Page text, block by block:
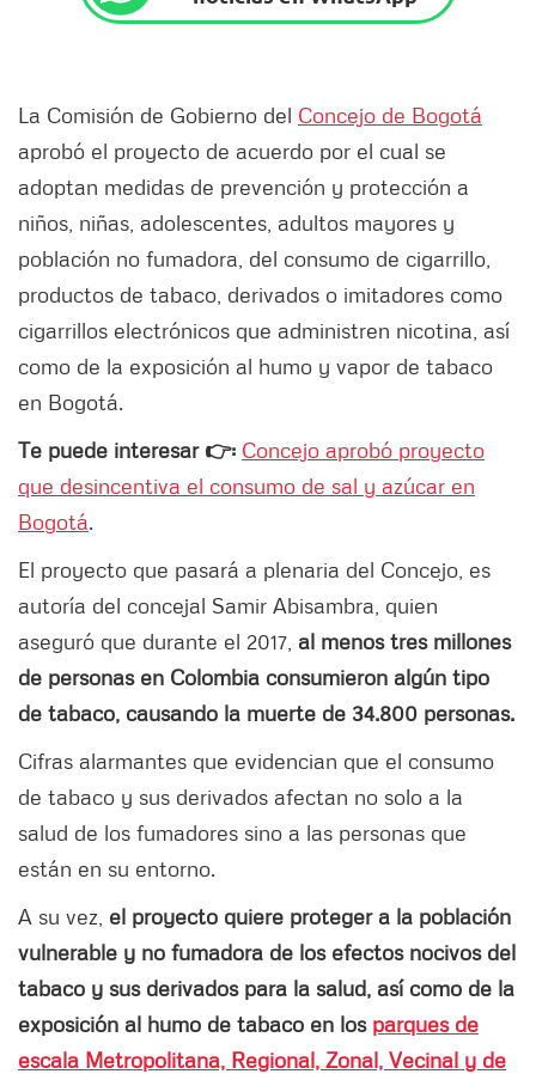
La Comisión de Gobierno del Concejo de Bogotá
aprobó el proyecto de acuerdo por el cual se
adoptan medidas de prevención y protección a
niños, niñas, adolescentes, adultos mayores y
población no fumadora, del consumo de cigarrillo,
productos de tabaco, derivados o imitadores como
cigarrillos electrónicos que administren nicotina, así
como de la exposición al humo y vapor de tabaco
en Bogotá.
Te puede interesar 👉: Concejo aprobó proyecto
que desincentiva el consumo de sal y azúcar en
Bogotá.
El proyecto que pasará a plenaria del Concejo, es
autoría del concejal Samir Abisambra, quien
aseguró que durante el 2017, al menos tres millones
de personas en Colombia consumieron algún tipo
de tabaco, causando la muerte de 34.800 personas.
Cifras alarmantes que evidencian que el consumo
de tabaco y sus derivados afectan no solo a la
salud de los fumadores sino a las personas que
están en su entorno.
A su vez, el proyecto quiere proteger a la población
vulnerable y no fumadora de los efectos nocivos del
tabaco y sus derivados para la salud, así como de la
exposición al humo de tabaco en los parques de
escala Metropolitana, Regional, Zonal, Vecinal y de